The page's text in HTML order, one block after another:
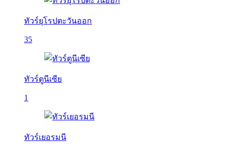
ทัวร์ยุโรปตะวันออก
35
ทัวร์ตูนีเซีย
1
ทัวร์เยอรมนี